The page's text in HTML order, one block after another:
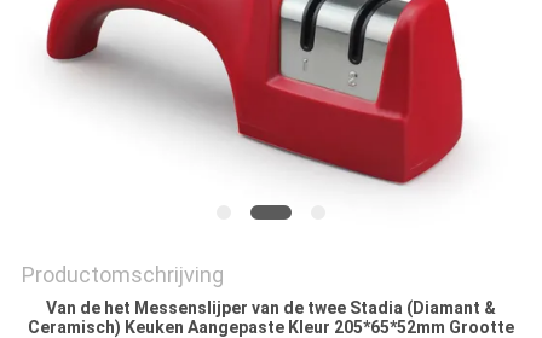
PRIVACY
POLICY
Productomschrijving
Van de het Messenslijper van de twee Stadia (Diamant &
Ceramisch) Keuken Aangepaste Kleur 205*65*52mm Grootte